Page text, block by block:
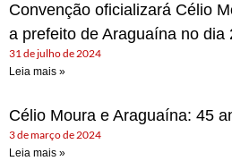
Convenção oficializará Célio
a prefeito de Araguaína no dia
31 de julho de 2024
Leia mais »
Célio Moura e Araguaína: 45
3 de março de 2024
Leia mais »